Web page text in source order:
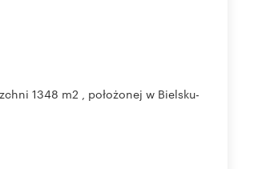
1348 m2 , położonej w Bielsku-